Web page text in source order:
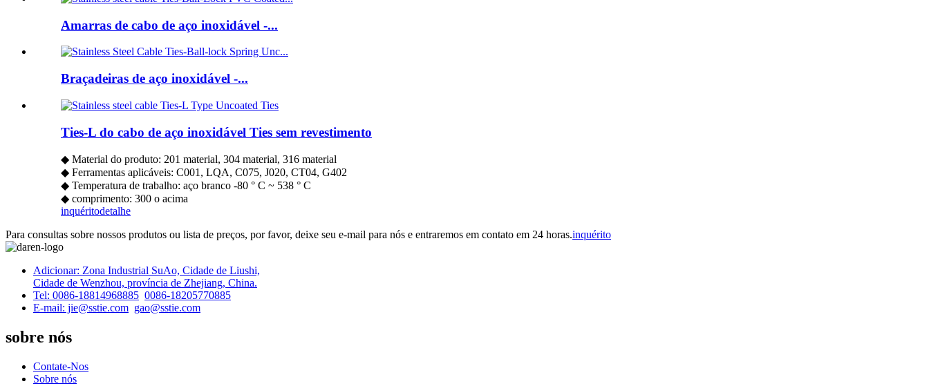
Amarras de cabo de aço inoxidável -...
Braçadeiras de aço inoxidável -...
Ties-L do cabo de aço inoxidável Ties sem revestimento
◆ Material do produto: 201 material, 304 material, 316 material
◆ Ferramentas aplicáveis: C001, LQA, C075, J020, CT04, G402
◆ Temperatura de trabalho: aço branco -80 ° C ~ 538 ° C
◆ comprimento: 300 o acima
inquéritodetalhe
Para consultas sobre nossos produtos ou lista de preços, por favor, deixe seu e-mail para nós e entraremos em contato em 24 horas.inquérito
Adicionar: Zona Industrial SuAo, Cidade de Liushi,
Cidade de Wenzhou, província de Zhejiang, China.
Tel: 0086-18814968885 0086-18205770885
E-mail: jie@sstie.com gao@sstie.com
sobre nós
Contate-Nos
Sobre nós